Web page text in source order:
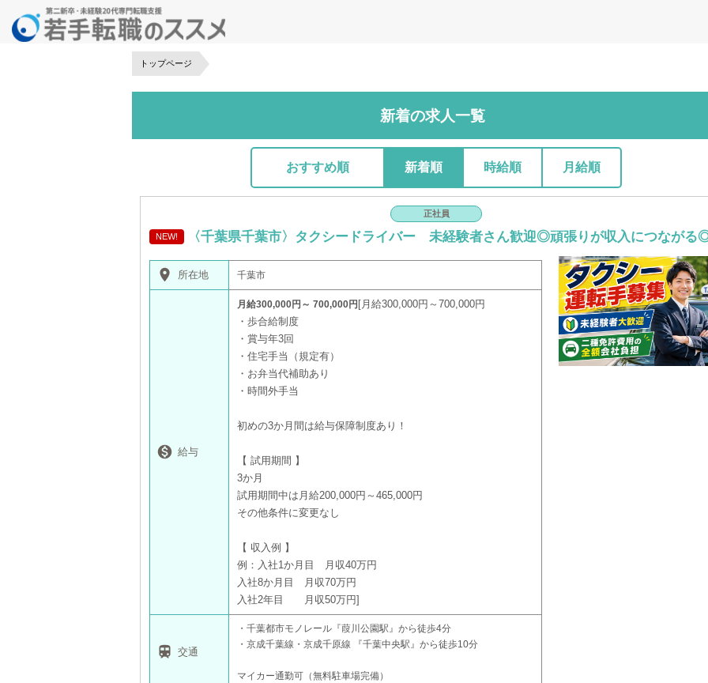
トップページ
新着の求人一覧
おすすめ順 新着順 時給順 月給順
正社員
NEW! 〈千葉県千葉市〉タクシードライバー 未経験者さん歓迎◎頑張りが収入につながる
place 所在地 千葉市
 給与
月給300,000円～ 700,000円 月給300,000円～700,000円
・歩合給制度
・賞与年3回
・住宅手当（規定有）
・お弁当代補助あり
・時間外手当
初めの3か月間は給与保障制度あり！
【 試用期間 】
3か月
試用期間中は月給200,000円～465,000円
その他条件に変更なし
【 収入例 】
例：入社1か月目 月収40万円
入社8か月目 月収70万円
入社2年目 月収50万円
 交通
・千葉都市モノレール『葭川公園駅』から徒歩4分
・京成千葉線・京成千原線 『千葉中央駅』から徒歩10分
マイカー通勤可（無料駐車場完備）